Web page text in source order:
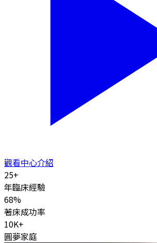
觀看中心介紹
25+
年臨床經驗
68%
著床成功率
10K+
圓夢家庭